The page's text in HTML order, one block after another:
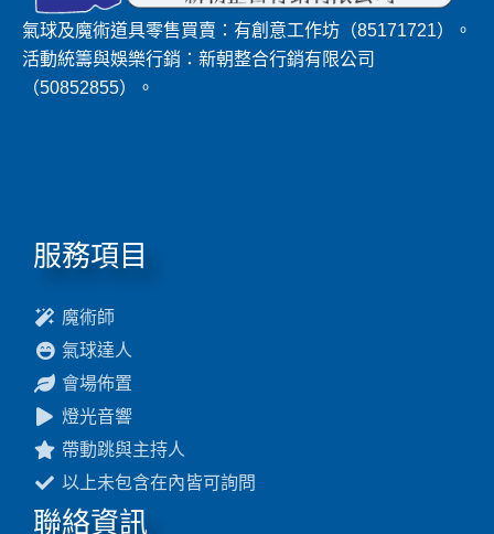
氣球及魔術道具零售買賣：有創意工作坊（85171721）。
活動統籌與娛樂行銷：新朝整合行銷有限公司
（50852855）。
服務項目
魔術師
氣球達人
會場佈置
燈光音響
帶動跳與主持人
以上未包含在內皆可詢問
聯絡資訊